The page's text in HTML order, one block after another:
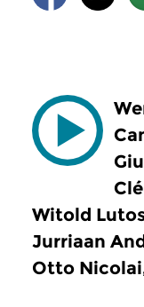
Witold
Jurriaan
Otto